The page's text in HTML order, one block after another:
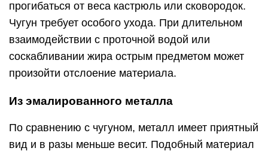
прогибаться от веса кастрюль или сковородок.
Чугун требует особого ухода. При длительном
взаимодействии с проточной водой или
соскабливании жира острым предметом может
произойти отслоение материала.
Из эмалированного металла
По сравнению с чугуном, металл имеет приятный
вид и в разы меньше весит. Подобный материал